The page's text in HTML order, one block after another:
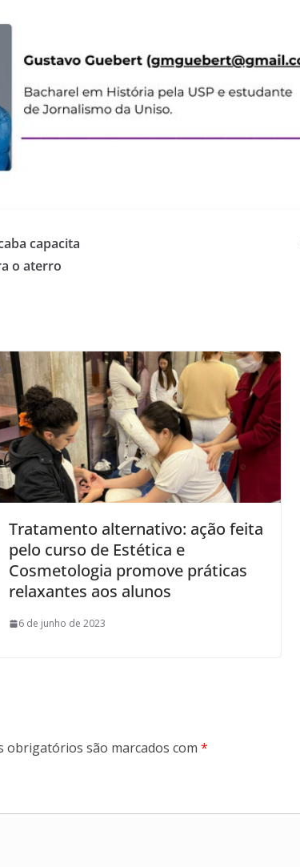
capacita
o aterro
Tratamento alternativo: ação feita
pelo curso de Estética e
Cosmetologia promove práticas
relaxantes aos alunos
6 de junho de 2023
obrigatórios são marcados com *